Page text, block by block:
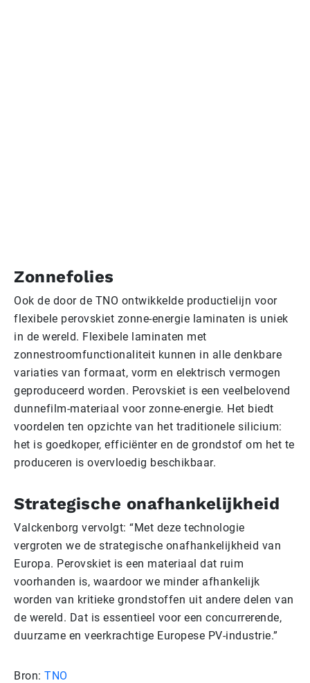
Zonnefolies
Ook de door de TNO ontwikkelde productielijn voor
flexibele perovskiet zonne-energie laminaten is uniek
in de wereld. Flexibele laminaten met
zonnestroomfunctionaliteit kunnen in alle denkbare
variaties van formaat, vorm en elektrisch vermogen
geproduceerd worden. Perovskiet is een veelbelovend
dunnefilm-materiaal voor zonne-energie. Het biedt
voordelen ten opzichte van het traditionele silicium:
het is goedkoper, efficiënter en de grondstof om het te
produceren is overvloedig beschikbaar.
Strategische onafhankelijkheid
Valckenborg vervolgt: “Met deze technologie
vergroten we de strategische onafhankelijkheid van
Europa. Perovskiet is een materiaal dat ruim
voorhanden is, waardoor we minder afhankelijk
worden van kritieke grondstoffen uit andere delen van
de wereld. Dat is essentieel voor een concurrerende,
duurzame en veerkrachtige Europese PV-industrie.”
Bron: TNO